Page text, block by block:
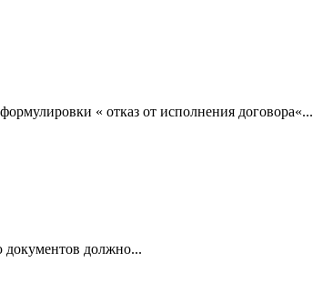
« отказ от исполнения договора«...
документов должно...